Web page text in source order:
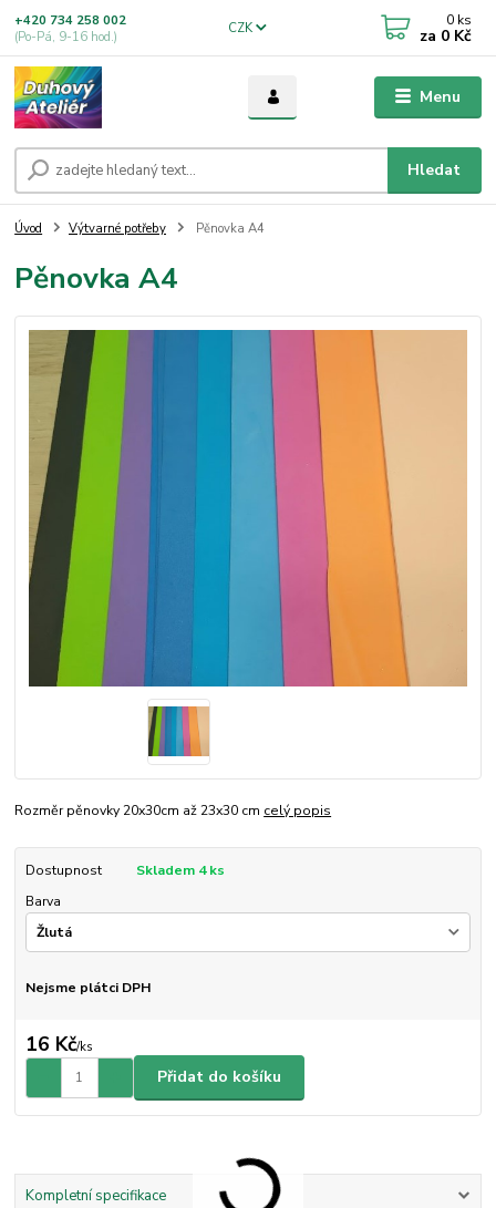
Menu
CZK
Hledat
+420 734 258 002
(Po-Pá, 9-16 hod.)
0 ks
za 0 Kč
Úvod Výtvarné potřeby Pěnovka A4
Pěnovka A4
Rozměr pěnovky 20x30cm až 23x30 cm celý popis
Dostupnost
Skladem 4 ks
Barva
Nejsme plátci DPH
16 Kč/ks
Přidat do košíku
Kompletní specifikace